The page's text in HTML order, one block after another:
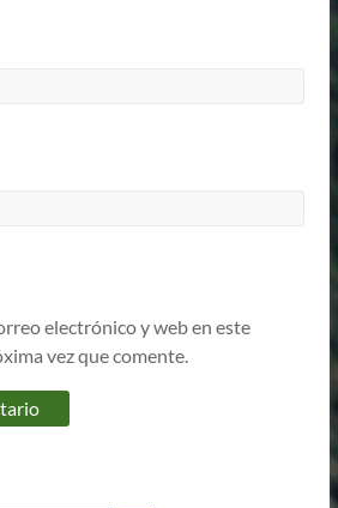
electrónico y web en este
vez que comente.